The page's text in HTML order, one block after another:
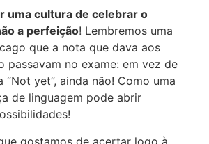
uma cultura de celebrar o
a perfeição! Lembremos uma
que a nota que dava aos
passavam no exame: em vez de
“Not yet”, ainda não! Como uma
de linguagem pode abrir
gostamos de acertar logo à